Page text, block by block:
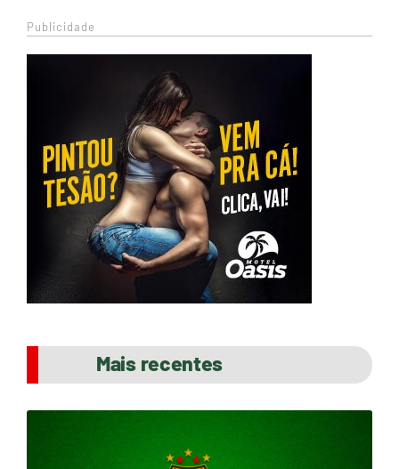
Publicidade
Mais recentes